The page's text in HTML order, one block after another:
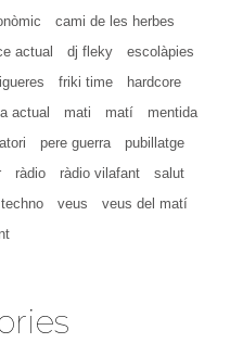
cami de les herbes
actual dj fleky
escolàpies
friki time
hardcore
actual mati matí
mentida
pere guerra
pubillatge
ràdio ràdio vilafant
salut
techno veus
veus del matí